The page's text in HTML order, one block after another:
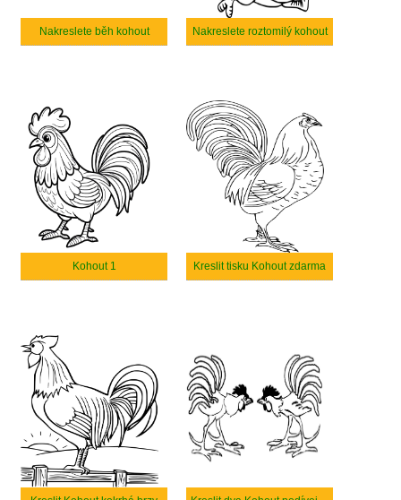
Nakreslete běh kohout Nakreslete roztomilý kohout
Kohout 1 Kreslit tisku Kohout zdarma